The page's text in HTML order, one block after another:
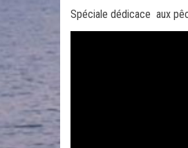
Spéciale dédicace aux